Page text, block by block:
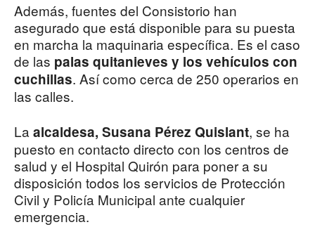
Además, fuentes del Consistorio han
asegurado que está disponible para su puesta
en marcha la maquinaria específica. Es el caso
de las palas quitanieves y los vehículos con
cuchillas. Así como cerca de 250 operarios en
las calles.
La alcaldesa, Susana Pérez Quislant, se ha
puesto en contacto directo con los centros de
salud y el Hospital Quirón para poner a su
disposición todos los servicios de Protección
Civil y Policía Municipal ante cualquier
emergencia.